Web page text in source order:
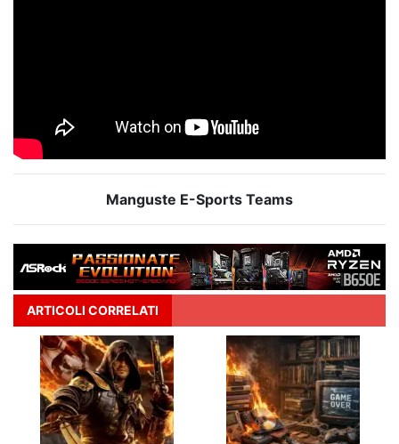
Manguste E-Sports Teams
ARTICOLI CORRELATI